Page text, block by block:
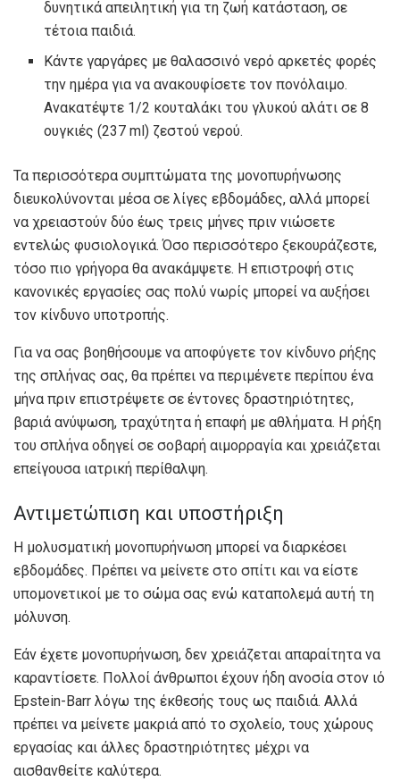
δυνητικά απειλητική για τη ζωή κατάσταση, σε
τέτοια παιδιά.
Κάντε γαργάρες με θαλασσινό νερό αρκετές φορές
την ημέρα για να ανακουφίσετε τον πονόλαιμο.
Ανακατέψτε 1/2 κουταλάκι του γλυκού αλάτι σε 8
ουγκιές (237 ml) ζεστού νερού.
Τα περισσότερα συμπτώματα της μονοπυρήνωσης
διευκολύνονται μέσα σε λίγες εβδομάδες, αλλά μπορεί
να χρειαστούν δύο έως τρεις μήνες πριν νιώσετε
εντελώς φυσιολογικά. Όσο περισσότερο ξεκουράζεστε,
τόσο πιο γρήγορα θα ανακάμψετε. Η επιστροφή στις
κανονικές εργασίες σας πολύ νωρίς μπορεί να αυξήσει
τον κίνδυνο υποτροπής.
Για να σας βοηθήσουμε να αποφύγετε τον κίνδυνο ρήξης
της σπλήνας σας, θα πρέπει να περιμένετε περίπου ένα
μήνα πριν επιστρέψετε σε έντονες δραστηριότητες,
βαριά ανύψωση, τραχύτητα ή επαφή με αθλήματα. Η ρήξη
του σπλήνα οδηγεί σε σοβαρή αιμορραγία και χρειάζεται
επείγουσα ιατρική περίθαλψη.
Αντιμετώπιση και υποστήριξη
Η μολυσματική μονοπυρήνωση μπορεί να διαρκέσει
εβδομάδες. Πρέπει να μείνετε στο σπίτι και να είστε
υπομονετικοί με το σώμα σας ενώ καταπολεμά αυτή τη
μόλυνση.
Εάν έχετε μονοπυρήνωση, δεν χρειάζεται απαραίτητα να
καραντίσετε. Πολλοί άνθρωποι έχουν ήδη ανοσία στον ιό
Epstein-Barr λόγω της έκθεσής τους ως παιδιά. Αλλά
πρέπει να μείνετε μακριά από το σχολείο, τους χώρους
εργασίας και άλλες δραστηριότητες μέχρι να
αισθανθείτε καλύτερα.